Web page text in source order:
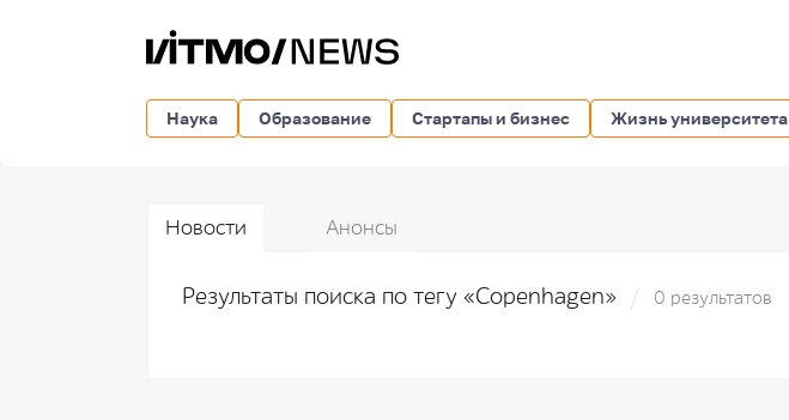
Наука Образование Стартапы и бизнес Жизнь университета
Новости Анонсы
Результаты поиска по тегу «Copenhagen» 0 результатов